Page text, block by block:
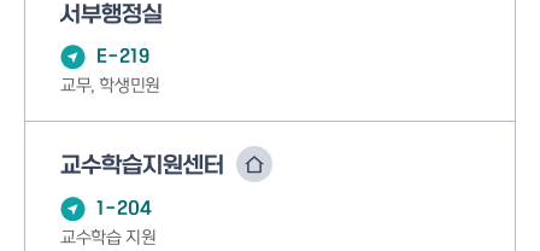
서부행정실
E-219
교무, 학생민원
교수학습지원센터
1-204
교수학습 지원